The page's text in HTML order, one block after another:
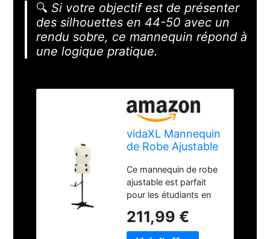
🔍 Si votre objectif est de présenter
des silhouettes en 44-50 avec un
rendu sobre, ce mannequin répond à
une logique pratique.
vidaXL Mannequin
de Robe Ajustable
Crème L Taille 44-
50
Ce mannequin de robe
ajustable est parfait
pour les étudiants en
de mode, les tailleurs
et les magasins de
211,99 €